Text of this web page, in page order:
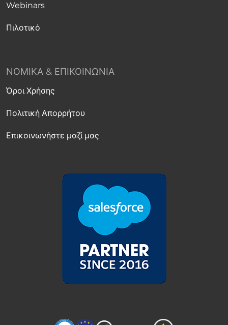
Webinars
Πιλοτικό
ΝΟΜΙΚΆ & ΕΠΙΚΟΙΝΩΝΊΑ
Όροι Χρήσης
Πολιτική Απορρήτου
Επικοινωνήστε μαζί μας